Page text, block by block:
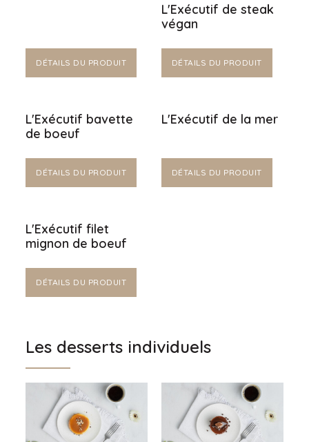
DÉTAILS DU PRODUIT
L'Exécutif de steak
végan
DÉTAILS DU PRODUIT
L'Exécutif bavette
de boeuf
DÉTAILS DU PRODUIT
L'Exécutif de la mer
DÉTAILS DU PRODUIT
L'Exécutif filet
mignon de boeuf
DÉTAILS DU PRODUIT
Les desserts individuels